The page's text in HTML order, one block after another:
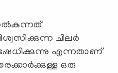
ചിലര്‍
എന്നതാണ്
ഒരു